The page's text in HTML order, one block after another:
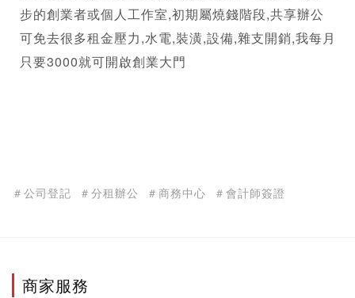
步的創業者或個人工作室,初期屬燒錢階段,共享辦公
可免去很多租金壓力,水電,裝潢,設備,雜支開銷,我每月
只要3000就可開啟創業大門
＃公司登記 ＃分租辦公 ＃商務中心 ＃會計師簽證
商家服務